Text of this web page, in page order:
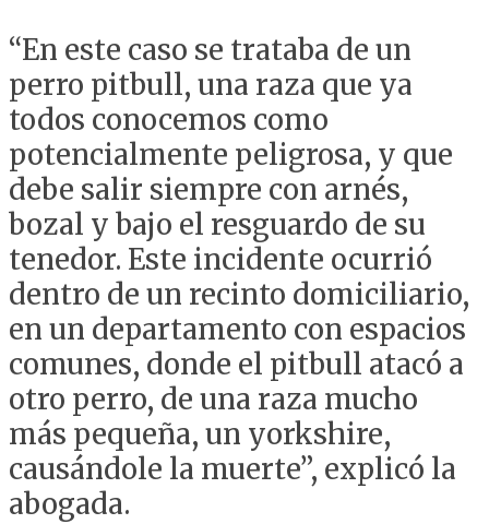
“En este caso se trataba de un
perro pitbull, una raza que ya
todos conocemos como
potencialmente peligrosa, y que
debe salir siempre con arnés,
bozal y bajo el resguardo de su
tenedor. Este incidente ocurrió
dentro de un recinto domiciliario,
en un departamento con espacios
comunes, donde el pitbull atacó a
otro perro, de una raza mucho
más pequeña, un yorkshire,
causándole la muerte”, explicó la
abogada.